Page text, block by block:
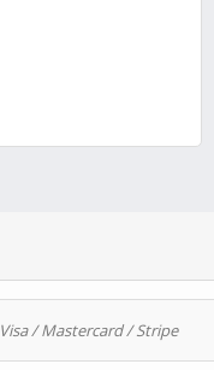
Visa / Mastercard / Stripe